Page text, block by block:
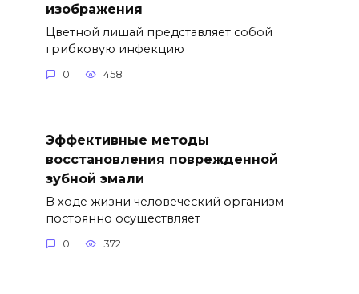
изображения
Цветной лишай представляет собой
грибковую инфекцию
0 458
Эффективные методы
восстановления поврежденной
зубной эмали
В ходе жизни человеческий организм
постоянно осуществляет
0 372